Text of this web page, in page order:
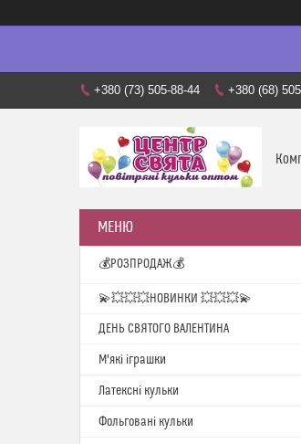
+380 (73) 505-88-44 +380 (68)
💰РОЗПРОДАЖ💰
💫💥💥💥НОВИНКИ 💥💥💥💫
ДЕНЬ СВЯТОГО ВАЛЕНТИНА
М'які іграшки
Латексні кульки
Фольговані кульки